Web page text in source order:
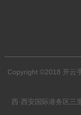
Copyright ©2018 开云
西·西安国际港务区三